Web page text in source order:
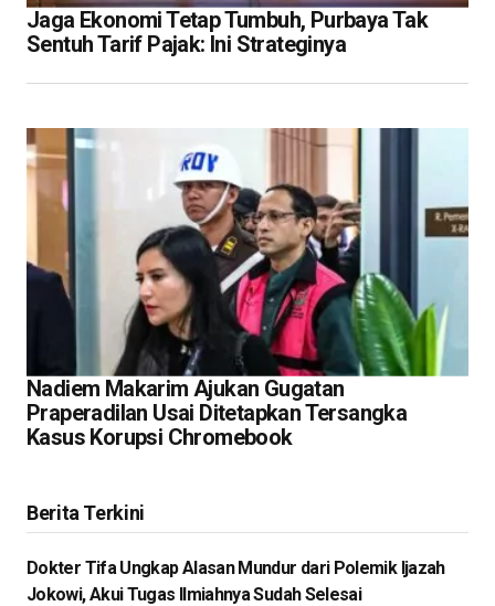
Jaga Ekonomi Tetap Tumbuh, Purbaya Tak
Sentuh Tarif Pajak: Ini Strateginya
Nadiem Makarim Ajukan Gugatan
Praperadilan Usai Ditetapkan Tersangka
Kasus Korupsi Chromebook
Berita Terkini
Dokter Tifa Ungkap Alasan Mundur dari Polemik Ijazah
Jokowi, Akui Tugas Ilmiahnya Sudah Selesai